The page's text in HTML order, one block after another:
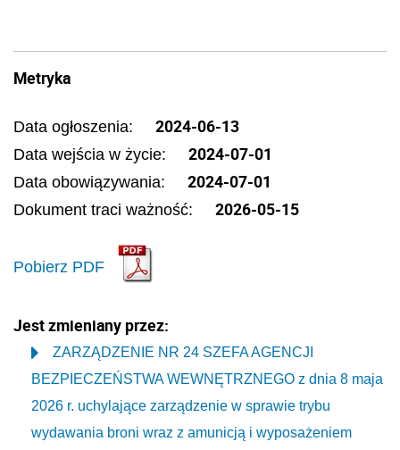
Metryka
Data ogłoszenia: 2024-06-13
Data wejścia w życie: 2024-07-01
Data obowiązywania: 2024-07-01
Dokument traci ważność: 2026-05-15
Pobierz PDF
Jest zmieniany przez:
ZARZĄDZENIE NR 24 SZEFA AGENCJI
BEZPIECZEŃSTWA WEWNĘTRZNEGO z dnia 8 maja
2026 r. uchylające zarządzenie w sprawie trybu
wydawania broni wraz z amunicją i wyposażeniem